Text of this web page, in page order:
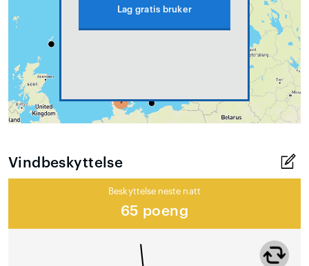
Lag gratis bruker
Vindbeskyttelse
Beskyttelse neste natt
65 poeng